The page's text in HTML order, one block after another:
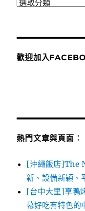
歡迎加入
熱門文章與頁面︰
[沖繩飯店]The
新、設備新穎、
[台中大里]享鴨
幕好吃有特色的